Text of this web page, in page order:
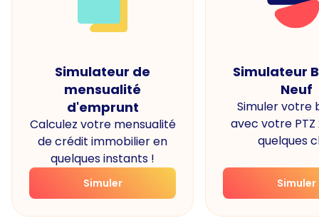
Simulateur de
mensualité
d'emprunt
Calculez votre mensualité
de crédit immobilier en
quelques instants !
Simuler
Simulateur
Neuf
Simuler votre
avec votre PTZ
quelques
Simuler